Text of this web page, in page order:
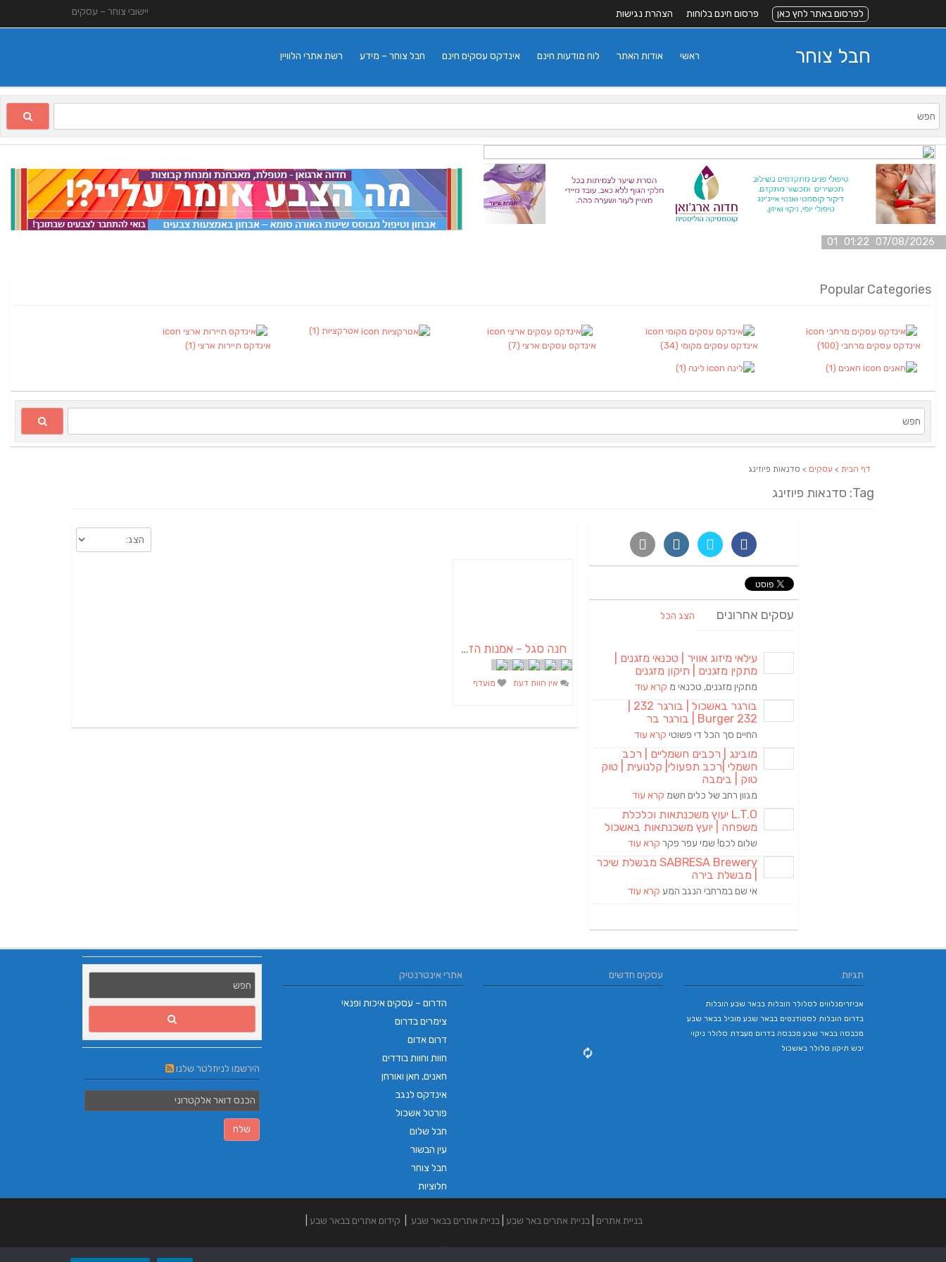
יישובי צוחר – עסקים לפרסום באתר לחץ כאן פרסום חינם בלוחות הצהרת נגישות
חבל צוחר רשת אתרי הלוויין חבל צוחר – מידע אינדקס עסקים חינם לוח מודעות חינם אודות האתר ראשי
07/08/2026 01:22 01
Popular Categories
אינדקס עסקים מרחבי (100) אינדקס עסקים מקומי (34) אינדקס עסקים ארצי (7)
אטרקציות (1)
אינדקס תיירות ארצי (1)
חאנים (1) לינה (1)
דף הבית > עסקים > סדנאות פיוזינג
Tag: סדנאות פיוזינג
חנה סגל – אמנות הזכוכית במפלסים
אין חוות דעת מועדף
עסקים אחרונים הצג הכל
עילאי מיזוג אוויר | טכנאי מזגנים |
מתקין מזגנים | תיקון מזגנים
מתקין מזגנים, טכנאי מ קרא עוד
Burger 232 | בורגר בר
החיים סך הכל די פשוטי קרא עוד
מובינג | רכבים חשמליים | רכב
חשמלי |רכב תפעולי| קלנועית | טוק
טוק | בימבה
מגוון רחב של כלים חשמ קרא עוד
L.T.O יעוץ משכנתאות וכלכלת
משפחה | יועץ משכנתאות באשכול
שלום לכם! שמי עפר פקר קרא עוד
SABRESA Brewery מבשלת שיכר
| מבשלת בירה
אי שם במרחבי הנגב המע קרא עוד
הירשמו לניוזלטר שלנו
אתרי אינטרנטיק
הדרום – עסקים איכות ופנאי
צימרים בדרום
דרום אדום
חוות וחוות בודדים
חאנים, חאן ואורחן
אינדקס לנגב
פורטל אשכול
חבל שלום
עין הבשור
חבל צוחר
חלוציות
עסקים חדשים תגיות
אביזריםנלווים לסלולר הובלות בבאר שבע הובלות
בדרום הובלות לסטודנטים בבאר שבע מוביל בבאר שבע
מכבסה בבאר שבע מכבסה בדרום מעבדת סלולר ניקוי
יבש תיקון סלולר באשכול
בניית אתרים בניית אתרים באר שבע בניית אתרים בבאר שבע קידום אתרים בבאר שבע